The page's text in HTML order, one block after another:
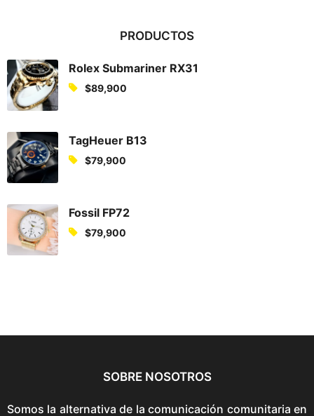
PRODUCTOS
Rolex Submariner RX31
$89,900
TagHeuer B13
$79,900
Fossil FP72
$79,900
SOBRE NOSOTROS
Somos la alternativa de la comunicación comunitaria en